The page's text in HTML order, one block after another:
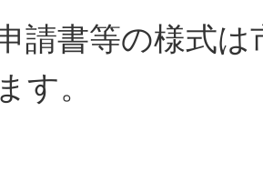
請書等の様式は
す。